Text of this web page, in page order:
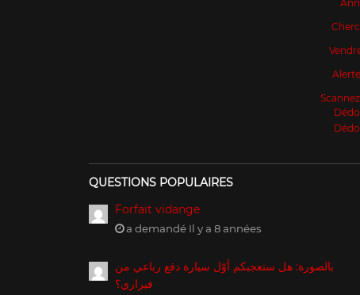
QUESTIONS POPULAIRES
Forfait vidange
a demandé Il y a 8 années
بالصورة: هل ستعجبكم أوّل سيارة دفع رباعي من
فيراري؟